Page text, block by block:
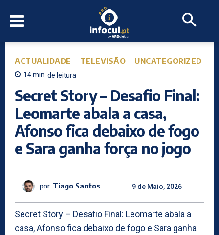
ACTUALIDADE TELEVISÃO UNCATEGORIZED
14min. de leitura
Secret Story – Desafio Final:
Leomarte abala a casa,
Afonso fica debaixo de fogo
e Sara ganha força no jogo
por Tiago Santos 9 de Maio, 2026
Secret Story – Desafio Final: Leomarte abala a
casa, Afonso fica debaixo de fogo e Sara ganha